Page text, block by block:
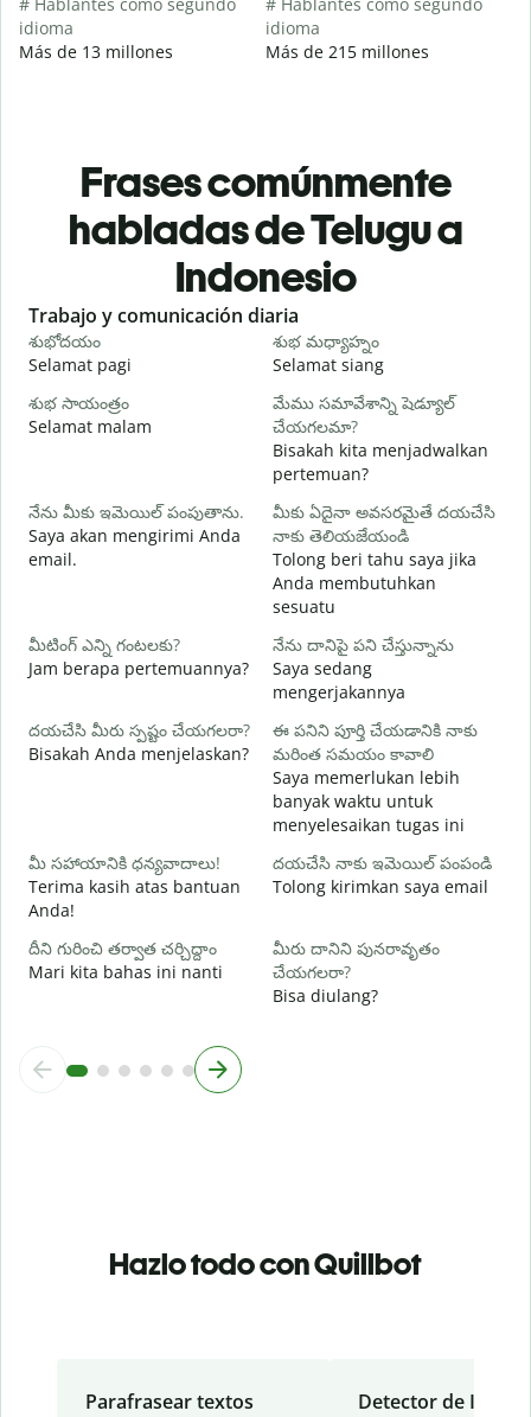
idioma
Más de 13 millones
idioma
Más de 215 millones
Frases comúnmente
habladas de Telugu a
Indonesio
Slide 1 of 6
Trabajo y comunicación diaria
శుభోదయం
Selamat pagi
శుభ మధ్యాహ్నం
Selamat siang
శుభ సాయంత్రం
Selamat malam
మేము సమావేశాన్ని షెడ్యూల్
చేయగలమా?
Bisakah kita menjadwalkan
pertemuan?
నేను మీకు ఇమెయిల్ పంపుతాను.
Saya akan mengirimi Anda
email.
మీకు ఏదైనా అవసరమైతే దయచేసి
నాకు తెలియజేయండి
Tolong beri tahu saya jika
Anda membutuhkan
sesuatu
మీటింగ్ ఎన్ని గంటలకు?
Jam berapa pertemuannya?
నేను దానిపై పని చేస్తున్నాను
Saya sedang
mengerjakannya
దయచేసి మీరు స్పష్టం చేయగలరా?
Bisakah Anda menjelaskan?
ఈ పనిని పూర్తి చేయడానికి నాకు
మరింత సమయం కావాలి
Saya memerlukan lebih
banyak waktu untuk
menyelesaikan tugas ini
మీ సహాయానికి ధన్యవాదాలు!
Terima kasih atas bantuan
Anda!
దయచేసి నాకు ఇమెయిల్ పంపండి
Tolong kirimkan saya email
దీని గురించి తర్వాత చర్చిద్దాం
Mari kita bahas ini nanti
మీరు దానిని పునరావృతం
చేయగలరా?
Bisa diulang?
Hazlo todo con Quillbot
Parafrasear textos Detector de IA